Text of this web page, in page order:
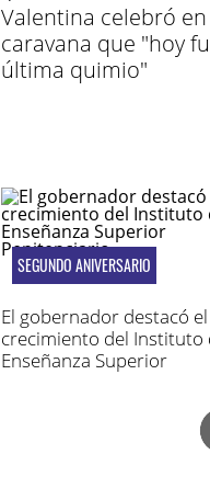
Valentina celebró en
caravana que "hoy
última quimio"
SEGUNDO ANIVERSARIO
El gobernador destacó el
crecimiento del Instituto
Enseñanza Superior